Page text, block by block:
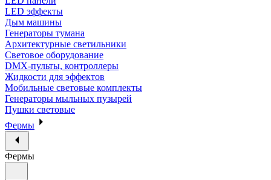
LED эффекты
Дым машины
Генераторы тумана
Архитектурные светильники
Световое оборудование
DMX-пульты, контроллеры
Жидкости для эффектов
Мобильные световые комплекты
Генераторы мыльных пузырей
Пушки световые
Фермы
Фермы